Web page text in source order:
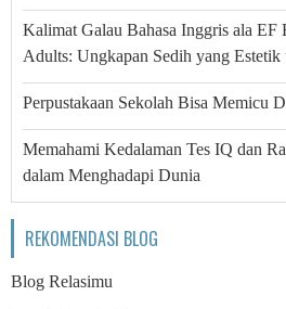
Kalimat Galau Bahasa Inggris ala
Adults: Ungkapan Sedih yang Estetik
Perpustakaan Sekolah Bisa Memicu
Memahami Kedalaman Tes IQ dan
dalam Menghadapi Dunia
REKOMENDASI BLOG
Blog Relasimu